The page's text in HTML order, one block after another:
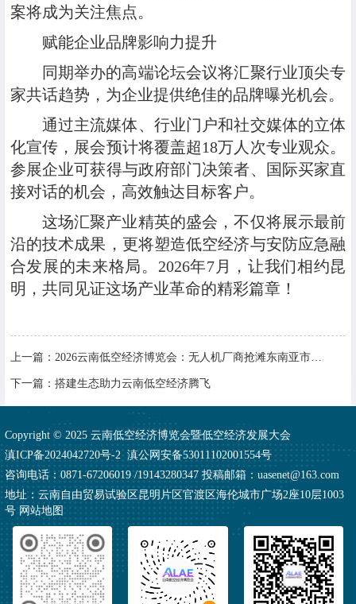
案将成为关注焦点。
赋能企业品牌影响力提升
同期举办的高端论坛会议将汇聚行业顶尖专
家共话趋势，为企业提供绝佳的品牌曝光机会。
通过主流媒体、行业门户和社交媒体的立体
化宣传，展会预计将覆盖超18万人次专业观众。
参展企业可获得与政府部门决策者、国际买家直
接对话的机会，高效触达目标客户。
这场汇聚产业精英的盛会，不仅将展示最前
沿的技术成果，更将塑造低空经济与安防应急融
合发展的未来格局。2026年7月，让我们相约昆
明，共同见证这场产业革命的精彩篇章！
上一篇： 2026云南低空经济博览会：无人机厂商抢滩东南亚市场的战略跳板
下一篇： 搭建生态助力云南低空经济腾飞
Copyright © 2025 云南低空经济博览会暨低空经济发展大会
滇ICP备2024042720号-2滇公网安备53011102001554号
咨询电话：0871-67206019 /19143280347 投稿邮箱：uasenet@163.com
地址：云南自由贸易试验区昆明片区官渡区海伦城市广场2座10层1003
号网站地图